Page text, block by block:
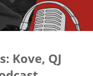
Kove, QJ